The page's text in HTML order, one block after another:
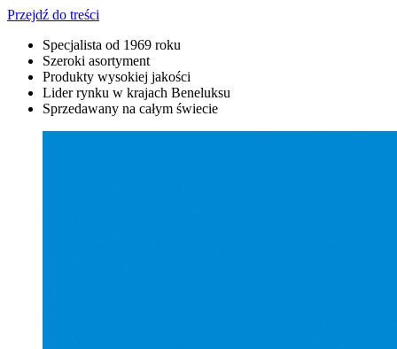
Przejdź do treści
Specjalista od 1969 roku
Szeroki asortyment
Produkty wysokiej jakości
Lider rynku w krajach Beneluksu
Sprzedawany na całym świecie